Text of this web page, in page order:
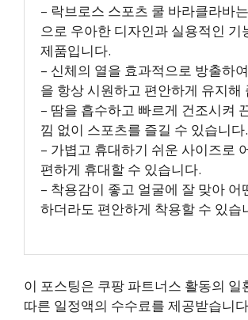
– 락브로스 스포츠 쿨 바라클라바
으로 우아한 디자인과 실용적인 기
제품입니다.
– 신체의 열을 효과적으로 방출하
을 항상 시원하고 편안하게 유지해
– 땀을 흡수하고 빠르게 건조시켜
낌 없이 스포츠를 즐길 수 있습니다.
– 가볍고 휴대하기 쉬운 사이즈로
편하게 휴대할 수 있습니다.
– 착용감이 좋고 얼굴에 잘 맞아 어
하더라도 편안하게 착용할 수 있습
이 포스팅은 쿠팡 파트너스 활동의 일
따른 일정액의 수수료를 제공받습니